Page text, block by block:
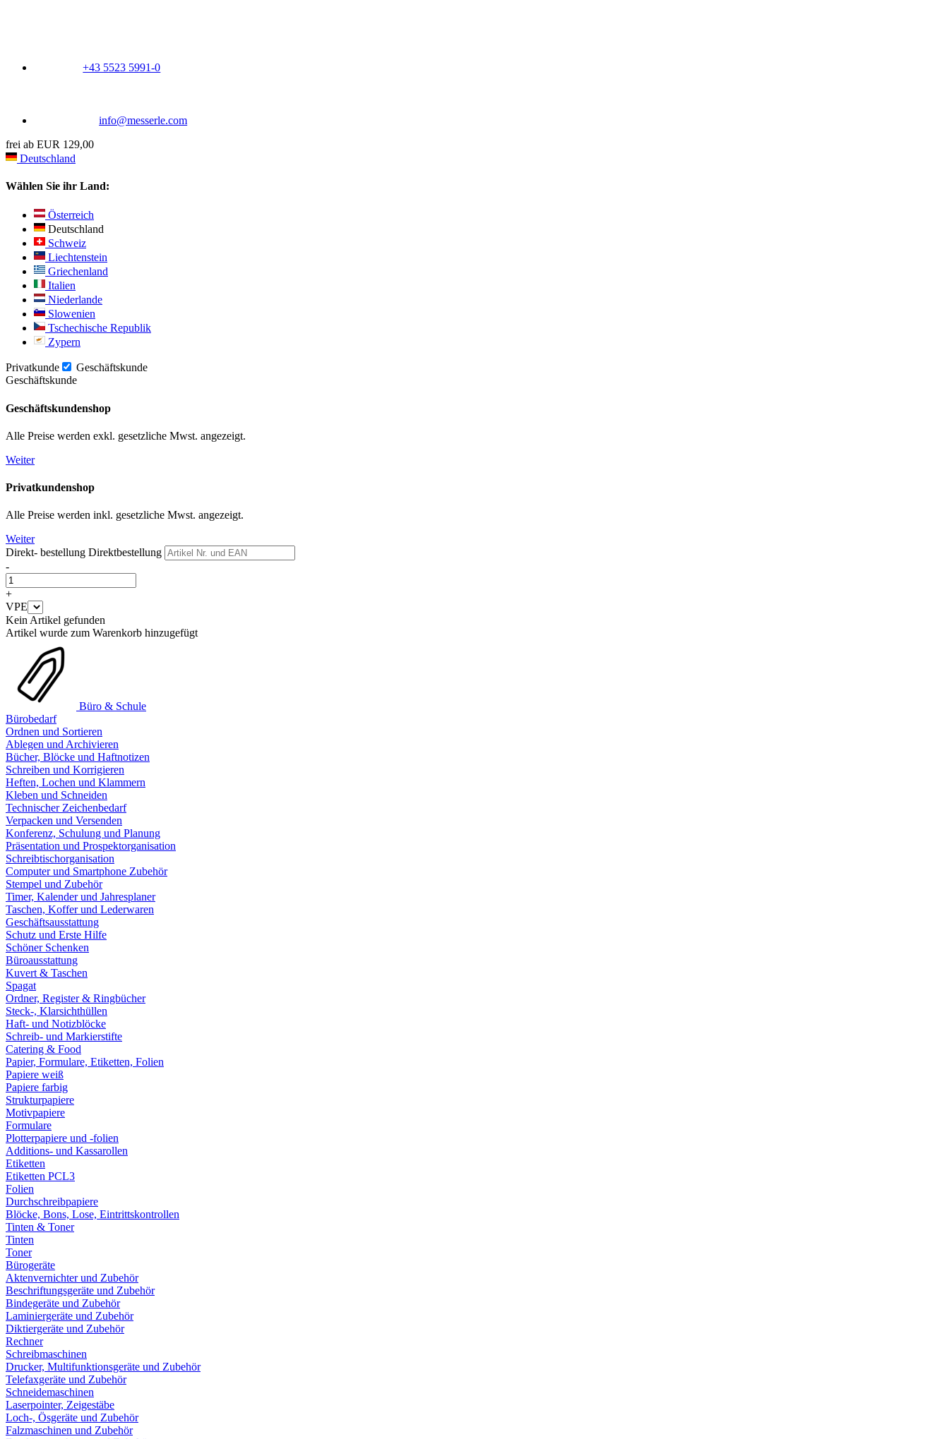
+43 5523 5991-0
info@messerle.com
frei ab EUR 129,00
Deutschland
Wählen Sie ihr Land:
Österreich
Deutschland
Schweiz
Liechtenstein
Griechenland
Italien
Niederlande
Slowenien
Tschechische Republik
Zypern
Privatkunde
Geschäftskunde
Geschäftskunde
Geschäftskundenshop
Alle Preise werden exkl. gesetzliche Mwst. angezeigt.
Weiter
Privatkundenshop
Alle Preise werden inkl. gesetzliche Mwst. angezeigt.
Weiter
Direkt- bestellung Direktbestellung
-
+
VPE
Kein Artikel gefunden
Artikel wurde zum Warenkorb hinzugefügt
Büro & Schule
Bürobedarf
Ordnen und Sortieren
Ablegen und Archivieren
Bücher, Blöcke und Haftnotizen
Schreiben und Korrigieren
Heften, Lochen und Klammern
Kleben und Schneiden
Technischer Zeichenbedarf
Verpacken und Versenden
Konferenz, Schulung und Planung
Präsentation und Prospektorganisation
Schreibtischorganisation
Computer und Smartphone Zubehör
Stempel und Zubehör
Timer, Kalender und Jahresplaner
Taschen, Koffer und Lederwaren
Geschäftsausstattung
Schutz und Erste Hilfe
Schöner Schenken
Büroausstattung
Kuvert & Taschen
Spagat
Ordner, Register & Ringbücher
Steck-, Klarsichthüllen
Haft- und Notizblöcke
Schreib- und Markierstifte
Catering & Food
Papier, Formulare, Etiketten, Folien
Papiere weiß
Papiere farbig
Strukturpapiere
Motivpapiere
Formulare
Plotterpapiere und -folien
Additions- und Kassarollen
Etiketten
Etiketten PCL3
Folien
Durchschreibpapiere
Blöcke, Bons, Lose, Eintrittskontrollen
Tinten & Toner
Tinten
Toner
Bürogeräte
Aktenvernichter und Zubehör
Beschriftungsgeräte und Zubehör
Bindegeräte und Zubehör
Laminiergeräte und Zubehör
Diktiergeräte und Zubehör
Rechner
Schreibmaschinen
Drucker, Multifunktionsgeräte und Zubehör
Telefaxgeräte und Zubehör
Schneidemaschinen
Laserpointer, Zeigestäbe
Loch-, Ösgeräte und Zubehör
Falzmaschinen und Zubehör